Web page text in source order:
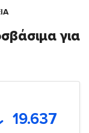
για
19.637